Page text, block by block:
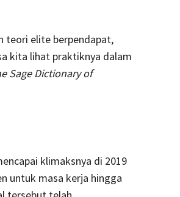
teori elite berpendapat,
kita lihat praktiknya dalam
Sage Dictionary of
klimaksnya di 2019
untuk masa kerja hingga